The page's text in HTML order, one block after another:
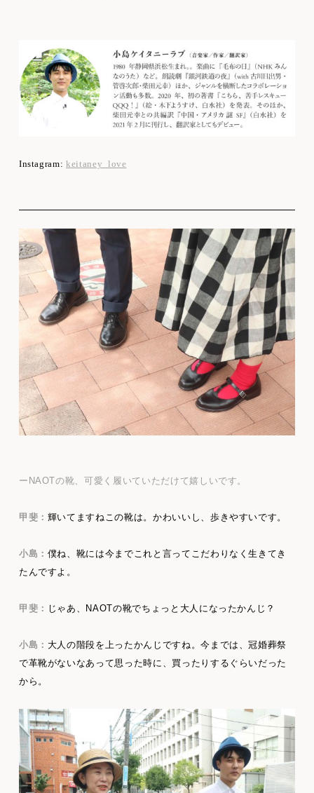
Instagram:keitaney_love
ーNAOTの靴、可愛く履いていただけて嬉しいです。
甲斐： 輝いてますねこの靴は。かわいいし、歩きやすいです。
小島： 僕ね、靴には今までこれと言ってこだわりなく生きてき
たんですよ。
甲斐： じゃあ、NAOTの靴でちょっと大人になったかんじ？
小島： 大人の階段を上ったかんじですね。今までは、冠婚葬祭
で革靴がないなあって思った時に、買ったりするぐらいだった
から。